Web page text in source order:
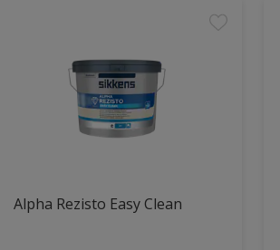
Alpha Rezisto Easy Clean